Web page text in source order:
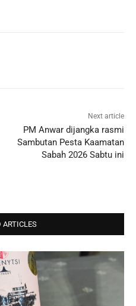
Next article
PM Anwar dijangka rasmi
Sambutan Pesta Kaamatan
Sabah 2026 Sabtu ini
ARTICLES